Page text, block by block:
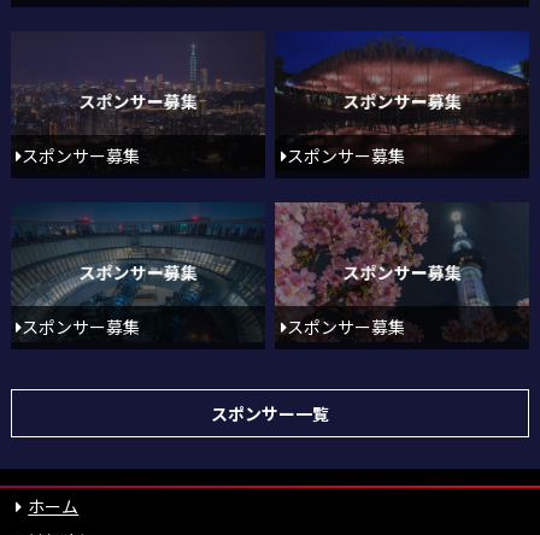
スポンサー募集 スポンサー募集
スポンサー募集 スポンサー募集
スポンサー一覧
ホーム